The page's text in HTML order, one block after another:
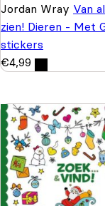
Jordan Wray Van
zien! Dieren - Met
stickers
€4,99